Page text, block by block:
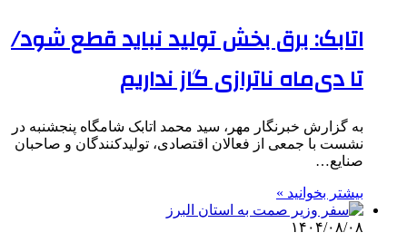
اتابک: برق بخش تولید نباید قطع شود/
تا دی‌ماه ناترازی گاز نداریم
به گزارش خبرنگار مهر، سید محمد اتابک شامگاه پنجشنبه در
نشست با جمعی از فعالان اقتصادی، تولیدکنندگان و صاحبان
صنایع…
بیشتر بخوانید »
۱۴۰۴/۰۸/۰۸